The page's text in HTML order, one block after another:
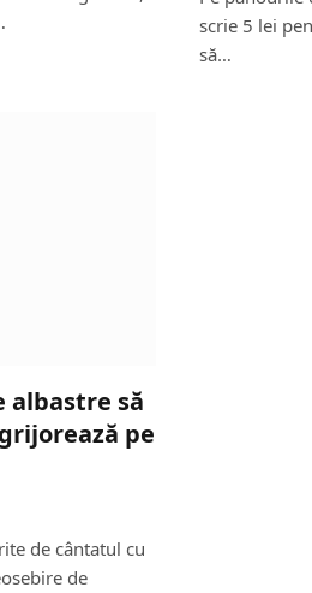
scrie 5 lei
să…
albastre să
pe
de cântatul cu
de